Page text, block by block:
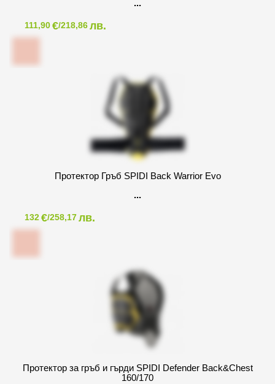
111,90€/218,86лв.
Протектор Гръб SPIDI Back Warrior Evo
132€/258,17лв.
Протектор за гръб и гърди SPIDI Defender Back&Chest
160/170